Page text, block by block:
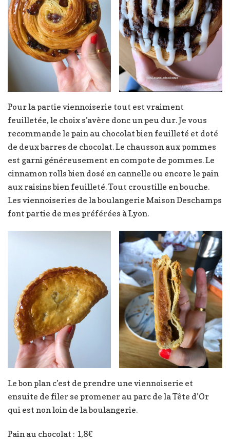
Pour la partie viennoiserie tout est vraiment
feuilletée, le choix s’avère donc un peu dur. Je vous
recommande le pain au chocolat bien feuilleté et doté
de deux barres de chocolat. Le chausson aux pommes
est garni généreusement en compote de pommes. Le
cinnamon rolls bien dosé en cannelle ou encore le pain
aux raisins bien feuilleté. Tout croustille en bouche.
Les viennoiseries de la boulangerie Maison Deschamps
font partie de mes préférées à Lyon.
Le bon plan c’est de prendre une viennoiserie et
ensuite de filer se promener au parc de la Tête d’Or
qui est non loin de la boulangerie.
Pain au chocolat : 1,8€